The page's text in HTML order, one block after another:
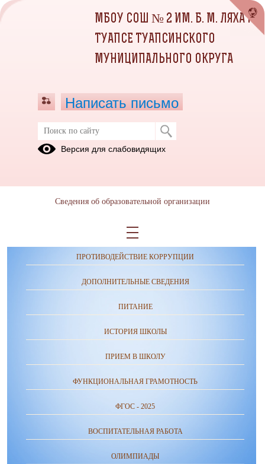
ОБРАЩЕНИЯ ГРАЖДАН
ПРОТИВОДЕЙСТВИЕ КОРРУПЦИИ
ДОПОЛНИТЕЛЬНЫЕ СВЕДЕНИЯ
ПИТАНИЕ
ИСТОРИЯ ШКОЛЫ
ПРИЕМ В ШКОЛУ
ФУНКЦИОНАЛЬНАЯ ГРАМОТНОСТЬ
ФГОС - 2025
ВОСПИТАТЕЛЬНАЯ РАБОТА
ОЛИМПИАДЫ
МБОУ СОШ № 2 ИМ. Б. М. ЛЯХА Г.
ТУАПСЕ ТУАПСИНСКОГО
МУНИЦИПАЛЬНОГО ОКРУГА
Написать письмо
Версия для слабовидящих
Сведения об образовательной организации